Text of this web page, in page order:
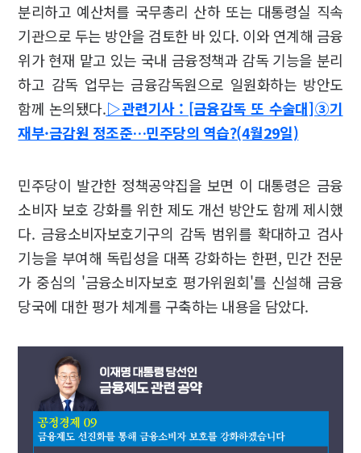
분리하고 예산처를 국무총리 산하 또는 대통령실 직속
기관으로 두는 방안을 검토한 바 있다. 이와 연계해 금융
위가 현재 맡고 있는 국내 금융정책과 감독 기능을 분리
하고 감독 업무는 금융감독원으로 일원화하는 방안도
함께 논의됐다.▷관련기사 : [금융감독 또 수술대]③기
재부·금감원 정조준…민주당의 역습?(4월29일)
민주당이 발간한 정책공약집을 보면 이 대통령은 금융
소비자 보호 강화를 위한 제도 개선 방안도 함께 제시했
다. 금융소비자보호기구의 감독 범위를 확대하고 검사
기능을 부여해 독립성을 대폭 강화하는 한편, 민간 전문
가 중심의 '금융소비자보호 평가위원회'를 신설해 금융
당국에 대한 평가 체계를 구축하는 내용을 담았다.